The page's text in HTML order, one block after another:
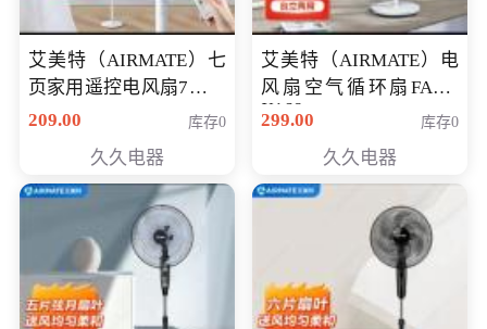
艾美特（AIRMATE）七
页家用遥控电风扇7档风
量空气循环摇头立式落
定时落地式风扇CS35-
R20
209.00 库存0
久久电器
艾美特（AIRMATE）电
风扇空气循环扇FA18-
X168
299.00 库存0
久久电器